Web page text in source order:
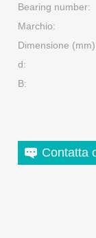
Bearing number:
Marchio:
Dimensione
d:
B:
Contatta